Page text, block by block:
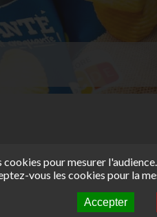
larmes
cookies pour mesurer
vous les cookies pour la
Accepter